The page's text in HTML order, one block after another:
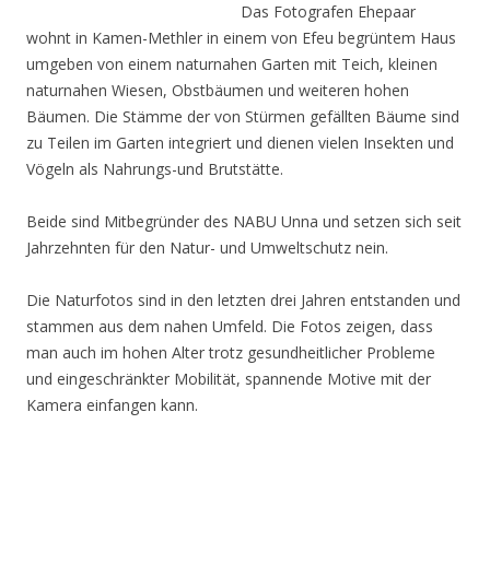
Das Fotografen Ehepaar
wohnt in Kamen-Methler in einem von Efeu begrüntem Haus
umgeben von einem naturnahen Garten mit Teich, kleinen
naturnahen Wiesen, Obstbäumen und weiteren hohen
Bäumen. Die Stämme der von Stürmen gefällten Bäume sind
zu Teilen im Garten integriert und dienen vielen Insekten und
Vögeln als Nahrungs-und Brutstätte.
Beide sind Mitbegründer des NABU Unna und setzen sich seit
Jahrzehnten für den Natur- und Umweltschutz nein.
Die Naturfotos sind in den letzten drei Jahren entstanden und
stammen aus dem nahen Umfeld. Die Fotos zeigen, dass
man auch im hohen Alter trotz gesundheitlicher Probleme
und eingeschränkter Mobilität, spannende Motive mit der
Kamera einfangen kann.